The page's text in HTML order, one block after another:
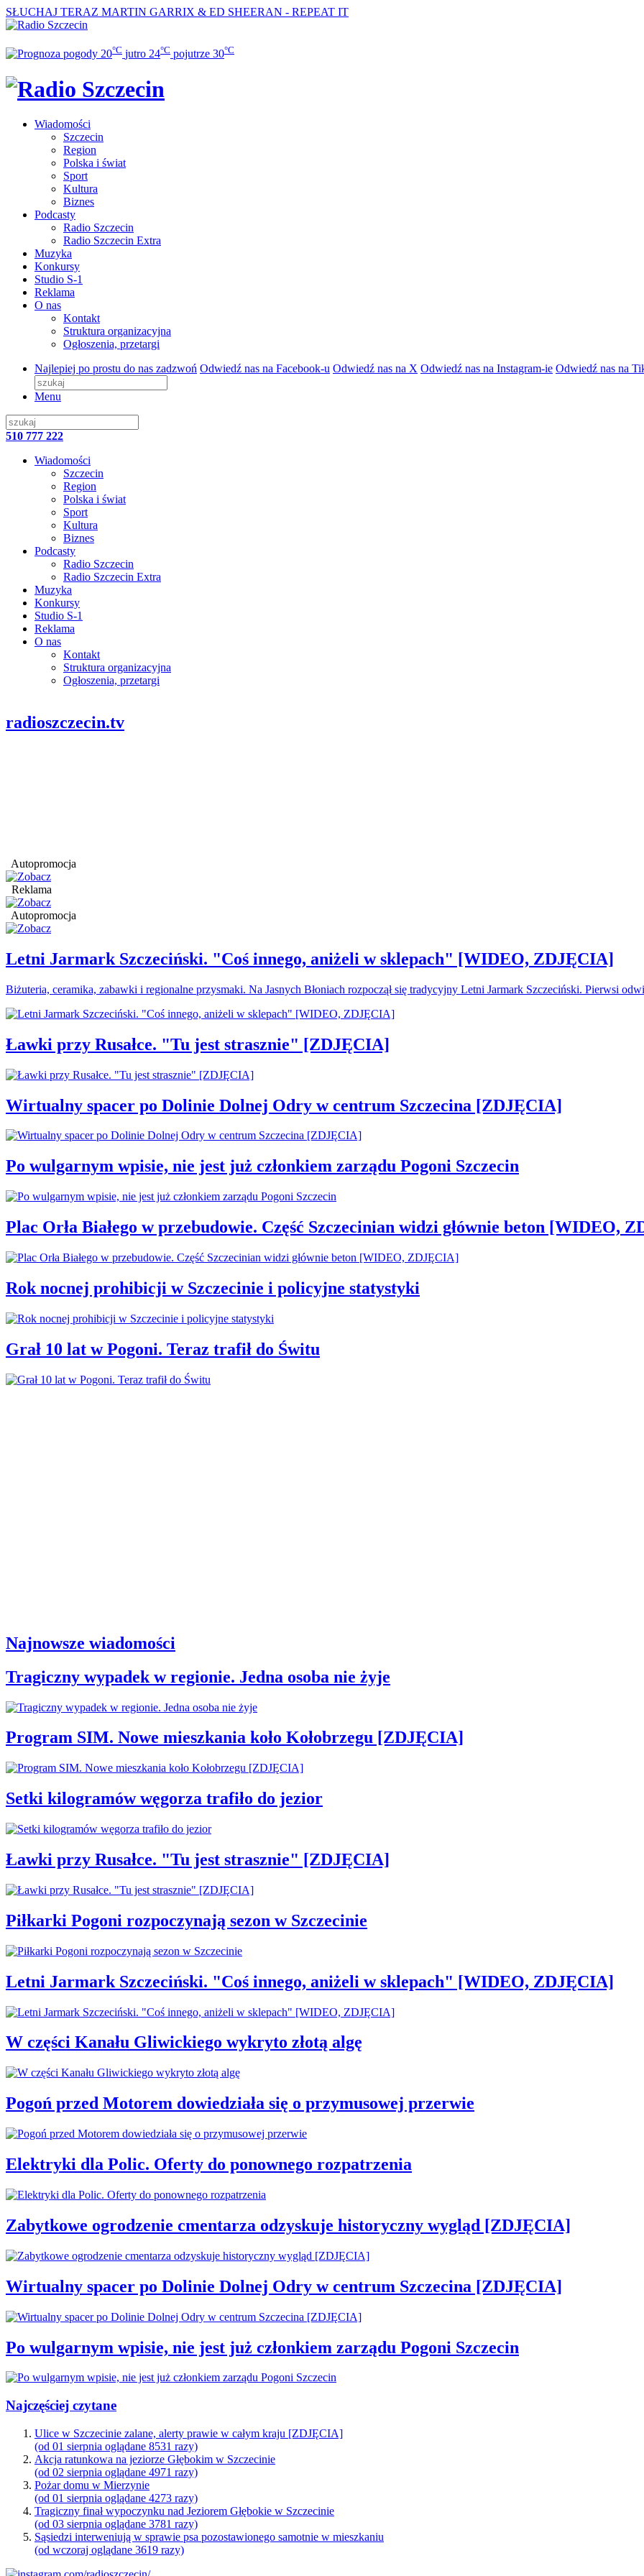
SŁUCHAJ TERAZ MARTIN GARRIX & ED SHEERAN - REPEAT IT
20°C jutro 24°C pojutrze 30°C
Wiadomości
Szczecin
Region
Polska i świat
Sport
Kultura
Biznes
Podcasty
Radio Szczecin
Radio Szczecin Extra
Muzyka
Konkursy
Studio S-1
Reklama
O nas
Kontakt
Struktura organizacyjna
Ogłoszenia, przetargi
Najlepiej po prostu do nas zadzwoń Odwiedź nas na Facebook-u Odwiedź nas na X Odwiedź nas na Instagram-ie Odwiedź nas na
Menu
510 777 222
Wiadomości
Szczecin
Region
Polska i świat
Sport
Kultura
Biznes
Podcasty
Radio Szczecin
Radio Szczecin Extra
Muzyka
Konkursy
Studio S-1
Reklama
O nas
Kontakt
Struktura organizacyjna
Ogłoszenia, przetargi
radioszczecin.tv
Autopromocja
Reklama
Autopromocja
Letni Jarmark Szczeciński. "Coś innego, aniżeli w sklepach" [WIDEO, ZDJĘCIA]
Biżuteria, ceramika, zabawki i regionalne przysmaki. Na Jasnych Błoniach rozpoczął się tradycyjny Letni Jarmark Szczeciński. Pierwsi
Ławki przy Rusałce. "Tu jest strasznie" [ZDJĘCIA]
Wirtualny spacer po Dolinie Dolnej Odry w centrum Szczecina [ZDJĘCIA]
Po wulgarnym wpisie, nie jest już członkiem zarządu Pogoni Szczecin
Plac Orła Białego w przebudowie. Część Szczecinian widzi głównie beton [WIDEO,
Rok nocnej prohibicji w Szczecinie i policyjne statystyki
Grał 10 lat w Pogoni. Teraz trafił do Świtu
Najnowsze wiadomości
Tragiczny wypadek w regionie. Jedna osoba nie żyje
Program SIM. Nowe mieszkania koło Kołobrzegu [ZDJĘCIA]
Setki kilogramów węgorza trafiło do jezior
Ławki przy Rusałce. "Tu jest strasznie" [ZDJĘCIA]
Piłkarki Pogoni rozpoczynają sezon w Szczecinie
Letni Jarmark Szczeciński. "Coś innego, aniżeli w sklepach" [WIDEO, ZDJĘCIA]
W części Kanału Gliwickiego wykryto złotą algę
Pogoń przed Motorem dowiedziała się o przymusowej przerwie
Elektryki dla Polic. Oferty do ponownego rozpatrzenia
Zabytkowe ogrodzenie cmentarza odzyskuje historyczny wygląd [ZDJĘCIA]
Wirtualny spacer po Dolinie Dolnej Odry w centrum Szczecina [ZDJĘCIA]
Po wulgarnym wpisie, nie jest już członkiem zarządu Pogoni Szczecin
Najczęściej czytane
Ulice w Szczecinie zalane, alerty prawie w całym kraju [ZDJĘCIA]
(od 01 sierpnia oglądane 8531 razy)
Akcja ratunkowa na jeziorze Głębokim w Szczecinie
(od 02 sierpnia oglądane 4971 razy)
Pożar domu w Mierzynie
(od 01 sierpnia oglądane 4273 razy)
Tragiczny finał wypoczynku nad Jeziorem Głębokie w Szczecinie
(od 03 sierpnia oglądane 3781 razy)
Sąsiedzi interweniują w sprawie psa pozostawionego samotnie w mieszkaniu
(od wczoraj oglądane 3619 razy)